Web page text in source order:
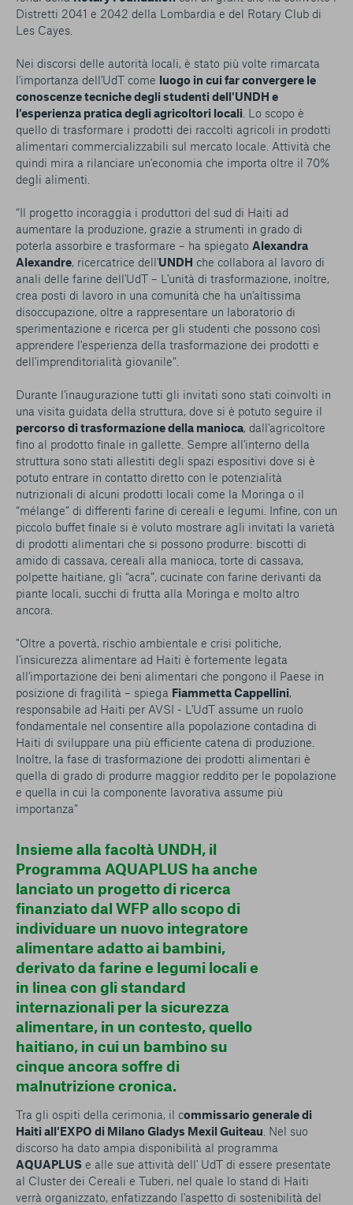
Distretti 2041 e 2042 della Lombardia e del Rotary Club di
Les Cayes.
Nei discorsi delle autorità locali, è stato più volte rimarcata
l'importanza dell'UdT come luogo in cui far convergere le
conoscenze tecniche degli studenti dell'UNDH e
l'esperienza pratica degli agricoltori locali . Lo scopo è
quello di trasformare i prodotti dei raccolti agricoli in prodotti
alimentari commercializzabili sul mercato locale. Attività che
quindi mira a rilanciare un'economia che importa oltre il 70%
degli alimenti.
“Il progetto incoraggia i produttori del sud di Haiti ad
aumentare la produzione, grazie a strumenti in grado di
poterla assorbire e trasformare – ha spiegato Alexandra
Alexandre, ricercatrice dell'UNDH che collabora al lavoro di
anali delle farine dell'UdT – L'unità di trasformazione, inoltre,
crea posti di lavoro in una comunità che ha un'altissima
disoccupazione, oltre a rappresentare un laboratorio di
sperimentazione e ricerca per gli studenti che possono così
apprendere l'esperienza della trasformazione dei prodotti e
dell'imprenditorialità giovanile”.
Durante l'inaugurazione tutti gli invitati sono stati coinvolti in
una visita guidata della struttura, dove si è potuto seguire il
percorso di trasformazione della manioca, dall'agricoltore
fino al prodotto finale in gallette. Sempre all'interno della
struttura sono stati allestiti degli spazi espositivi dove si è
potuto entrare in contatto diretto con le potenzialità
nutrizionali di alcuni prodotti locali come la Moringa o il
“mélange” di differenti farine di cereali e legumi. Infine, con un
piccolo buffet finale si è voluto mostrare agli invitati la varietà
di prodotti alimentari che si possono produrre: biscotti di
amido di cassava, cereali alla manioca, torte di cassava,
polpette haitiane, gli “acra”, cucinate con farine derivanti da
piante locali, succhi di frutta alla Moringa e molto altro
ancora.
"Oltre a povertà, rischio ambientale e crisi politiche,
l'insicurezza alimentare ad Haiti è fortemente legata
all'importazione dei beni alimentari che pongono il Paese in
posizione di fragilità – spiega Fiammetta Cappellini,
responsabile ad Haiti per AVSI - L'UdT assume un ruolo
fondamentale nel consentire alla popolazione contadina di
Haiti di sviluppare una più efficiente catena di produzione.
Inoltre, la fase di trasformazione dei prodotti alimentari è
quella di grado di produrre maggior reddito per le popolazione
e quella in cui la componente lavorativa assume più
importanza”
Insieme alla facoltà UNDH, il
Programma AQUAPLUS ha anche
lanciato un progetto di ricerca
finanziato dal WFP allo scopo di
individuare un nuovo integratore
alimentare adatto ai bambini,
derivato da farine e legumi locali e
in linea con gli standard
internazionali per la sicurezza
alimentare, in un contesto, quello
haitiano, in cui un bambino su
cinque ancora soffre di
malnutrizione cronica.
Tra gli ospiti della cerimonia, il commissario generale di
Haiti all'EXPO di Milano Gladys Mexil Guiteau . Nel suo
discorso ha dato ampia disponibilità al programma
AQUAPLUS e alle sue attività dell' UdT di essere presentate
al Cluster dei Cereali e Tuberi, nel quale lo stand di Haiti
verrà organizzato, enfatizzando l'aspetto di sostenibilità del